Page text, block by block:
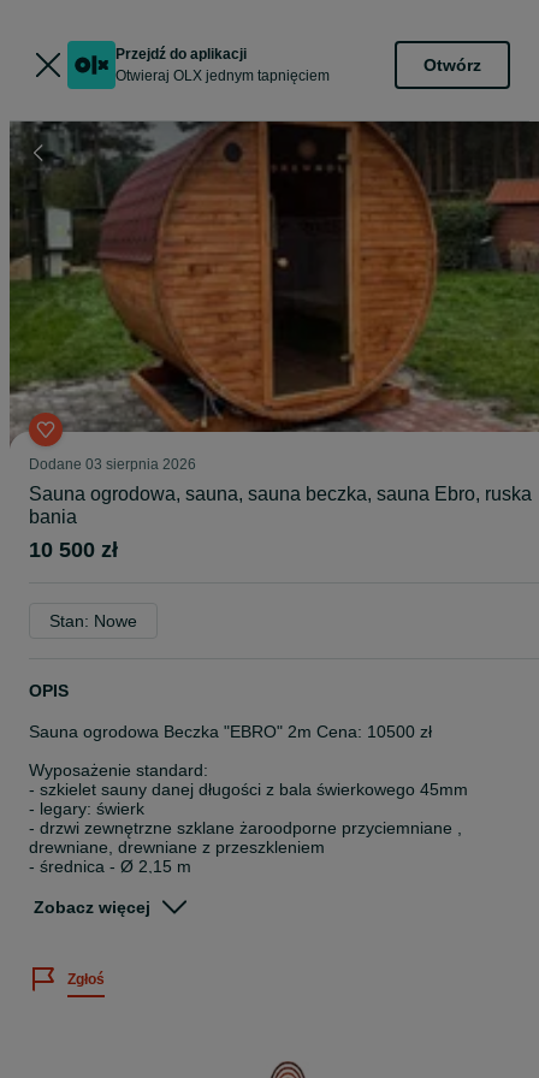
Przejdź do aplikacji
Otwieraj OLX jednym tapnięciem
Otwórz
Dodane 03 sierpnia 2026
Sauna ogrodowa, sauna, sauna beczka, sauna Ebro, ruska
bania
10 500 zł
Stan: Nowe
OPIS
Sauna ogrodowa Beczka "EBRO" 2m Cena: 10500 zł
Wyposażenie standard:
- szkielet sauny danej długości z bala świerkowego 45mm
- legary: świerk
- drzwi zewnętrzne szklane żaroodporne przyciemniane ,
drewniane, drewniane z przeszkleniem
- średnica - Ø 2,15 m
- ławki obustronne świerk
- pokrycie dachu gont bitumiczny ( kolor do wyboru)
- impregnacja zewnętrzna olejem lnianym
- piec opalany drewnem (odpowiednio dopasowany)
Zobacz więcej
Zgłoś